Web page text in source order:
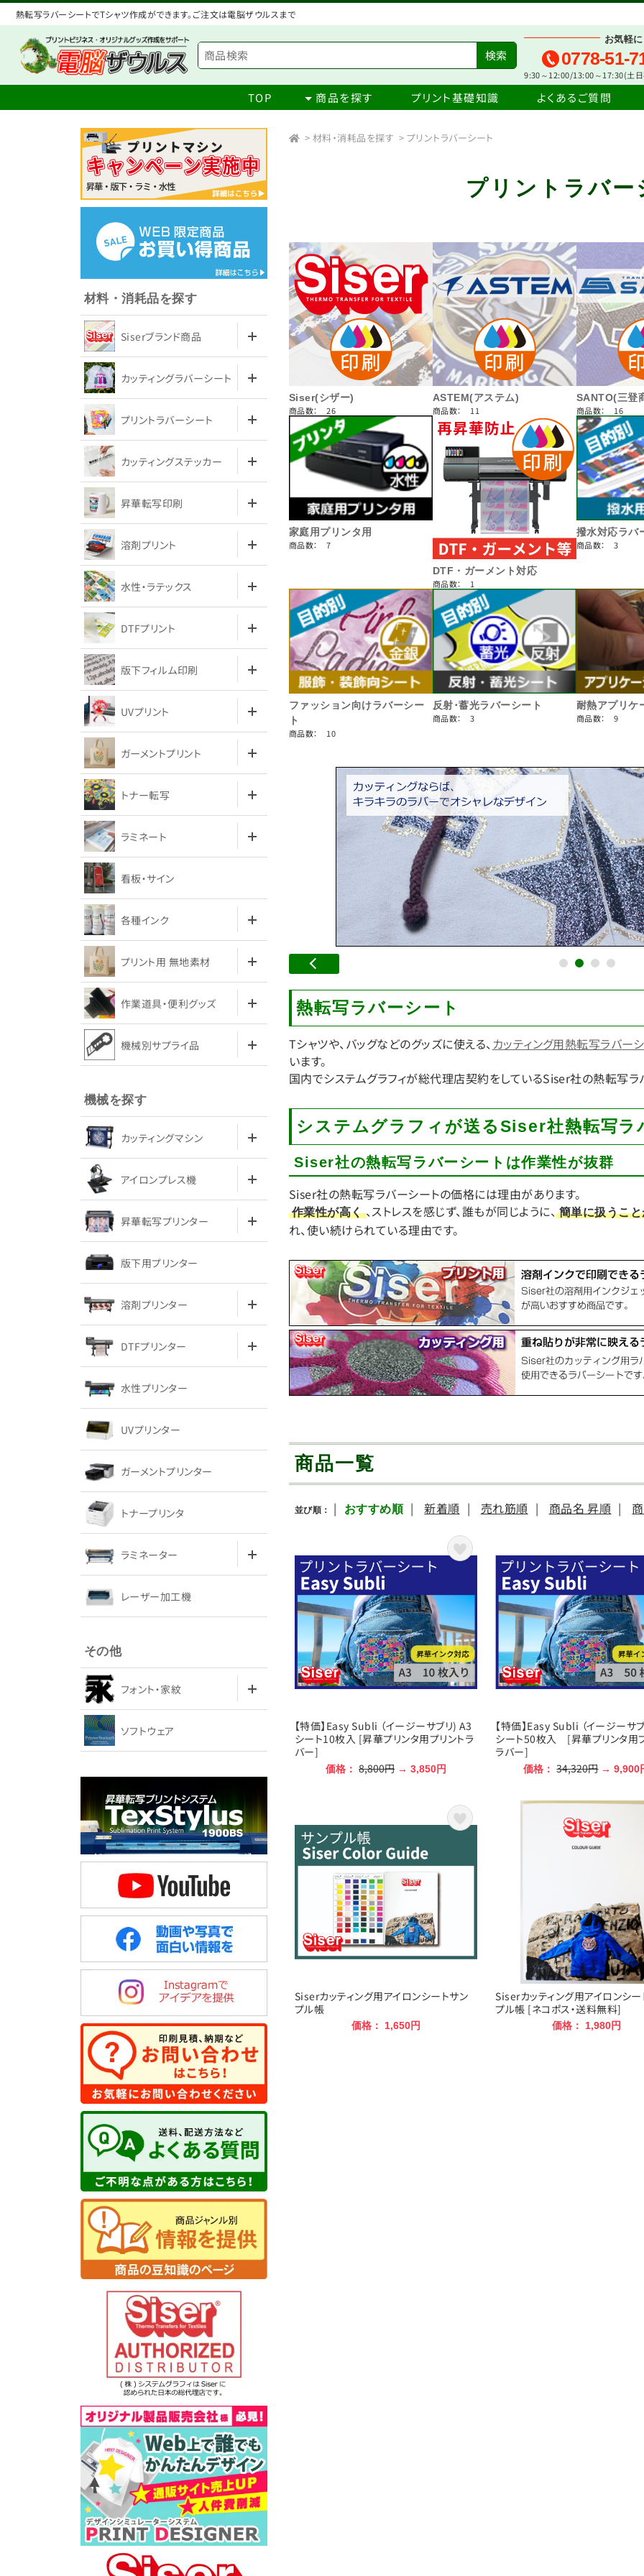
熱転写ラバーシートでTシャツ作成ができます。ご注文は電脳ザウルスまで
お気軽
0778-51-
9:30～12:00/13:00～17:30(土日
TOP 商品を探す プリント基礎知識 よくあるご質問
> 材料・消耗品を探す > プリントラバーシート
プリントラバー
Siser(シザー)
商品数： 26
ASTEM(アステム)
商品数： 11
SANTO(三登
商品数： 16
家庭用プリンタ用
商品数： 7
DTF・ガーメント対応
商品数： 1
撥水対応ラバ
商品数： 3
ファッション向けラバーシー
ト
商品数： 10
反射･蓄光ラバーシート
商品数： 3
耐熱アプリケ
商品数： 9
熱転写ラバーシート
Tシャツや、バッグなどのグッズに使える、 カッティング用熱転写ラバー
います。
国内でシステムグラフィが総代理店契約をしているSiser社の熱転写ラ
システムグラフィが送るSiser社熱転写ラ
Siser社の熱転写ラバーシートは作業性が抜群
Siser社の熱転写ラバーシートの価格には理由があります。
作業性が高く 、ストレスを感じず、誰もが同じように、 簡単に扱うこ
れ、使い続けられている理由です。
商品一覧
並び順： | おすすめ順 | 新着順 | 売れ筋順 | 商品名 昇順 |
【特価】Easy Subli （イージーサブリ) A3
シート10枚入 [昇華プリンタ用プリントラ
バー]
価格：8,800円→ 3,850円
【特価】Easy Subli （イージーサ
シート50枚入 [昇華プリンタ用
ラバー]
価格：34,320円→ 9,900
Siserカッティング用アイロンシートサン
プル帳
価格： 1,650円
Siserカッティング用アイロンシー
プル帳 [ネコポス・送料無料]
価格： 1,980円
材料・消耗品を探す
Siserブランド商品
カッティングラバーシート
プリントラバーシート
カッティングステッカー
昇華転写印刷
溶剤プリント
水性・ラテックス
DTFプリント
版下フィルム印刷
UVプリント
ガーメントプリント
トナー転写
ラミネート
看板・サイン
各種インク
プリント用 無地素材
作業道具・便利グッズ
機械別サプライ品
機械を探す
カッティングマシン
アイロンプレス機
昇華転写プリンター
版下用プリンター
溶剤プリンター
DTFプリンター
水性プリンター
UVプリンター
ガーメントプリンター
トナープリンタ
ラミネーター
レーザー加工機
その他
フォント・家紋
ソフトウェア